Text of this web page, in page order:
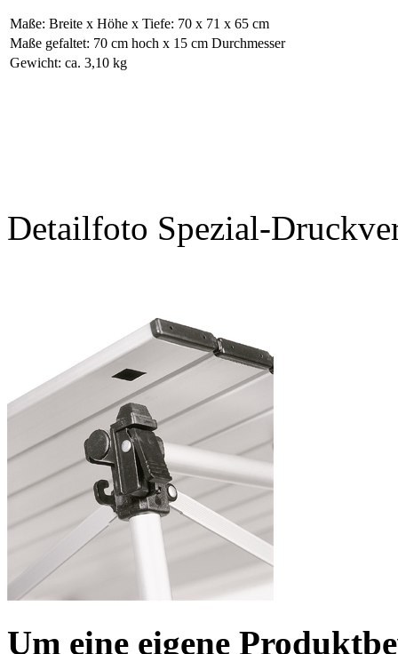
Maße: Breite x Höhe x Tiefe: 70 x 71 x 65 cm
Maße gefaltet: 70 cm hoch x 15 cm Durchmesser
Gewicht: ca. 3,10 kg
Detailfoto Spezial-
Um eine eigene